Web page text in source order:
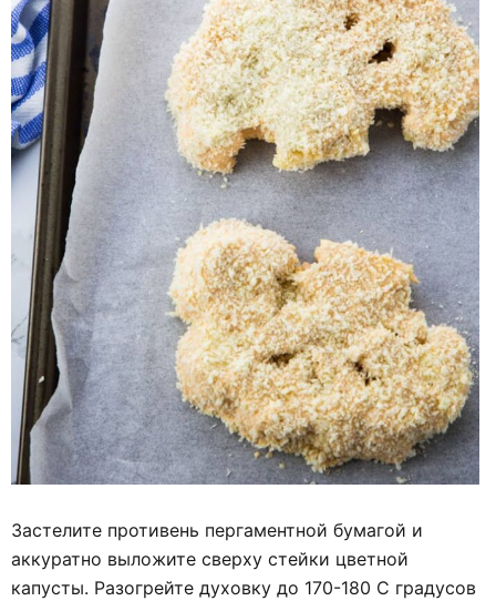
Застелите противень пергаментной бумагой и
аккуратно выложите сверху стейки цветной
капусты. Разогрейте духовку до 170-180 С градусов